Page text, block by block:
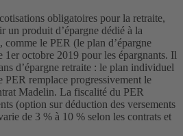
obligatoires pour la retraite,
un produit d’épargne dédié à la
comme le PER (le plan d’épargne
octobre 2019 pour les épargnants. Il
d’épargne retraite : le plan individuel
PER remplace progressivement le
Madelin. La fiscalité du PER
(option sur déduction des versements
de 3 % à 10 % selon les contrats et